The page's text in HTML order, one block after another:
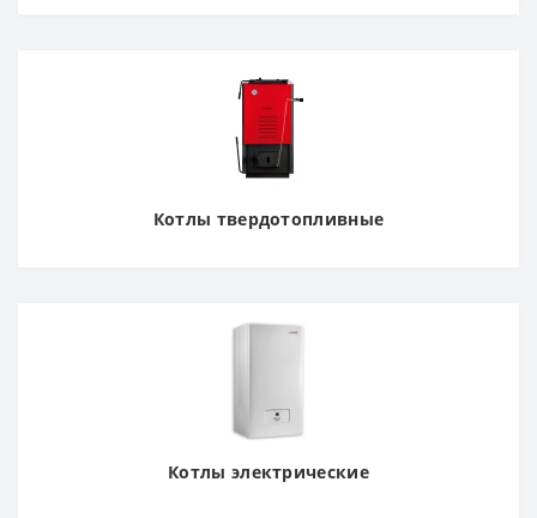
Котлы твердотопливные
Котлы электрические